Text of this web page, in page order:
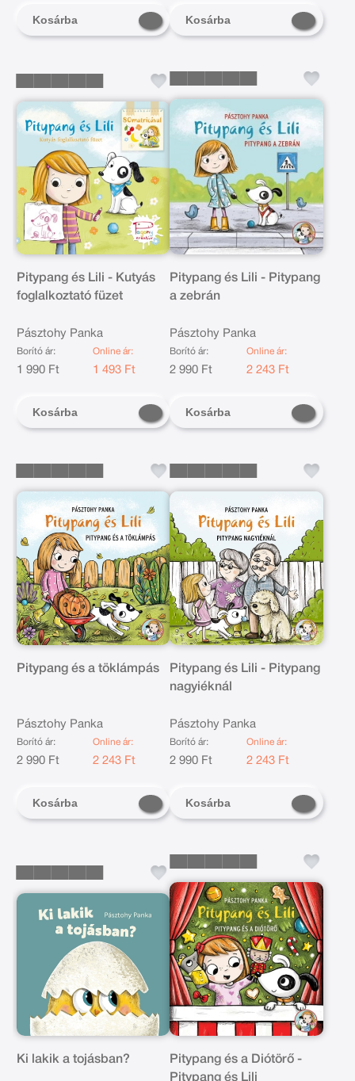
Kosárba Kosárba
Pitypang és Lili - Kutyás
foglalkoztató füzet
Pásztohy Panka
Borító ár:
1 990 Ft
Online ár:
1 493 Ft
Kosárba
Pitypang és Lili - Pitypang
a zebrán
Pásztohy Panka
Borító ár:
2 990 Ft
Online ár:
2 243 Ft
Kosárba
Pitypang és a töklámpás
Pásztohy Panka
Borító ár:
2 990 Ft
Online ár:
2 243 Ft
Kosárba
Pitypang és Lili - Pitypang
nagyiéknál
Pásztohy Panka
Borító ár:
2 990 Ft
Online ár:
2 243 Ft
Kosárba
Ki lakik a tojásban?
Pitypang és a Diótörő -
Pitypang és Lili